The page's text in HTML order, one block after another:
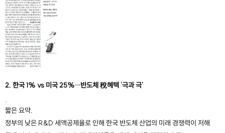
2. 한국 1% vs 미국 25%…반도체 稅혜택 '극과 극'
짧은 요약.
정부의 낮은 R&D 세액공제율로 인해 한국 반도체 산업의 미래 경쟁력이 저해